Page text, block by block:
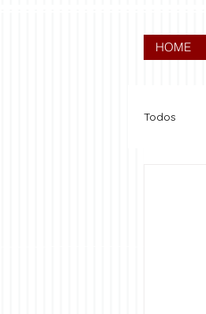
HOME
Todos